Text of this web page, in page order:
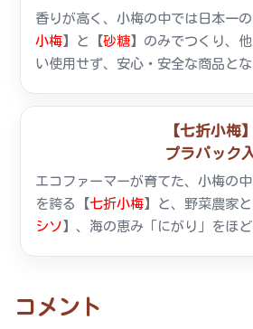
て保存
香りが高く、小梅の中では日本一
小梅 】と【砂糖 】のみでつくり、
い使用せず、安心・安全な商品と
３～４倍に薄めて飲んだり、焼酎
作りの材料に使用して下さい。内
料：梅、砂糖賞味期限：製造より1
【七折小梅
プラパック
エコファーマーが育てた、小梅の
を誇る【七折小梅】と、野菜農家
シソ 】、海の恵み「にがり」をほ
】だけで
賞味期限：製造より1年間保存方法
避ける。
コメント